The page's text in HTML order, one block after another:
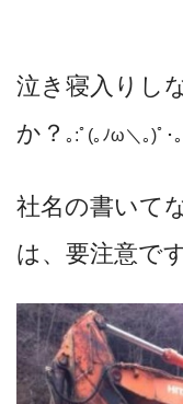
泣き寝入りし
か？ ｡:ﾟ(｡ﾉω＼｡)ﾟ･｡
社名の書いて
は、要注意です